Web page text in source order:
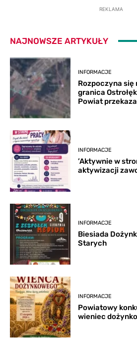
REKLAMA
NAJNOWSZE ARTYKUŁY
INFORMACJE
Rozpoczyna się
granica
Powiat
INFORMACJE
’Aktywnie w
aktywizacji
INFORMACJE
Biesiada
Starych
INFORMACJE
Powiatowy
wieniec